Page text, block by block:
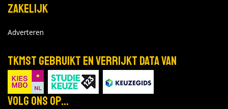
Zakelijk
Adverteren
TKMST gebruikt en verrijkt data van
Volg ons op...